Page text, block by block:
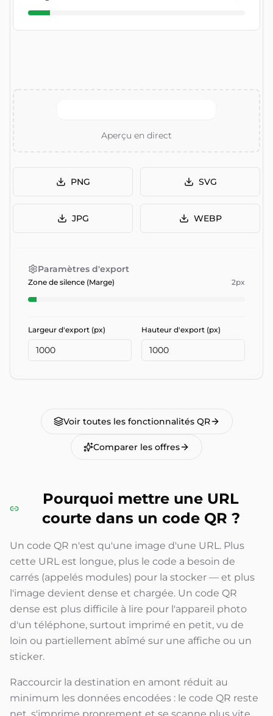
Aperçu en direct
PNG SVG
JPG WEBP
Paramètres d'export
Zone de silence (Marge) 2px
Largeur d'export (px) Hauteur d'export (px)
Voir toutes les fonctionnalités QR
Comparer les offres
Pourquoi mettre une URL
courte dans un code QR ?
Un code QR n'est qu'une image d'une URL. Plus
cette URL est longue, plus le code a besoin de
carrés (appelés modules) pour la stocker — et plus
l'image devient dense et chargée. Un code QR
dense est plus difficile à lire pour l'appareil photo
d'un téléphone, surtout imprimé en petit, vu de
loin ou partiellement abîmé sur une affiche ou un
sticker.
Raccourcir la destination en amont réduit au
minimum les données encodées : le code QR reste